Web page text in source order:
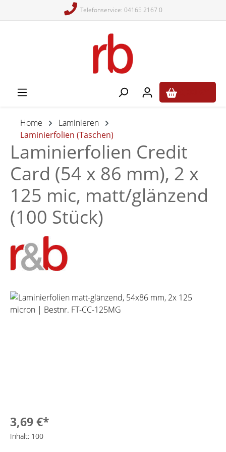
Telefonservice: 04165 2167 0
Home
Laminieren
Laminierfolien (Taschen)
Laminierfolien Credit
Card (54 x 86 mm), 2 x
125 mic, matt/glänzend
(100 Stück)
Bildergalerie überspringen
3,69 €*
Inhalt: 100